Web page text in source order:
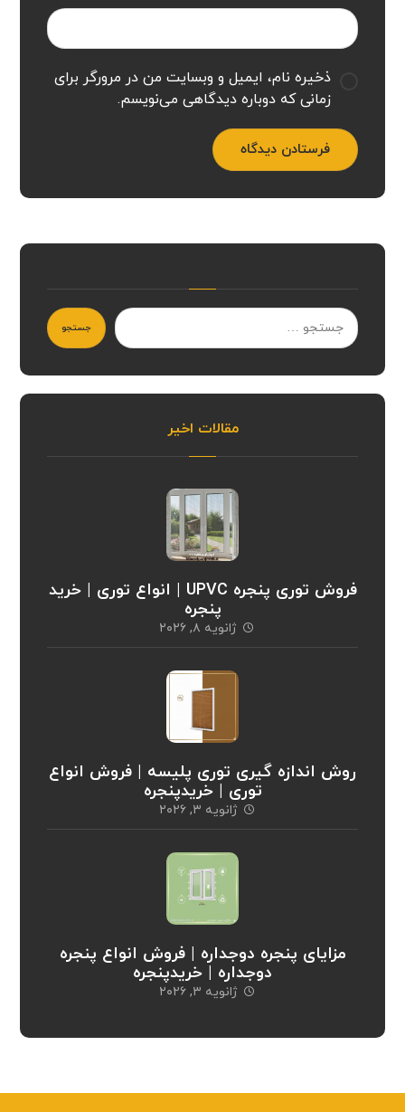
ذخیره نام، ایمیل و وبسایت من در مرورگر برای
زمانی که دوباره دیدگاهی می‌نویسم.
فرستادن دیدگاه
جستجو
مقالات اخیر
فروش توری پنجره UPVC | انواع توری | خرید
پنجره
ژانویه ۸, ۲۰۲۶
روش اندازه گیری توری پلیسه | فروش انواع
توری | خریدپنجره
ژانویه ۳, ۲۰۲۶
مزایای پنجره دوجداره | فروش انواع پنجره
دوجداره | خریدپنجره
ژانویه ۳, ۲۰۲۶